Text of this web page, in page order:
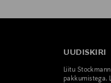
UUDISKIRI
Liitu
pakkumistega.